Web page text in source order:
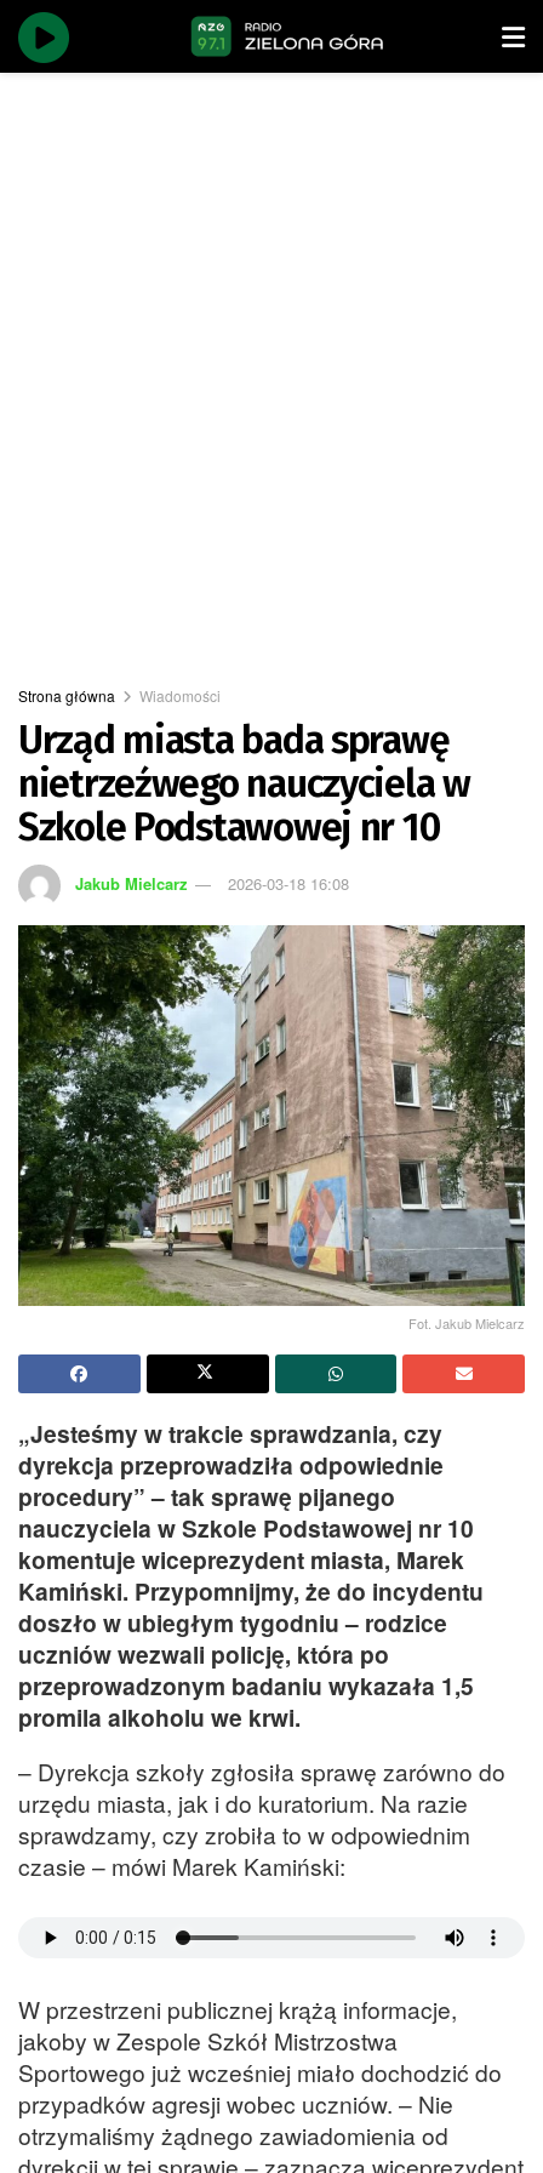
Strona główna Wiadomości
Urząd miasta bada sprawę
nietrzeźwego nauczyciela w
Szkole Podstawowej nr 10
Jakub Mielcarz 2026-03-18 16:08
Fot. Jakub Mielcarz
„Jesteśmy w trakcie sprawdzania, czy
dyrekcja przeprowadziła odpowiednie
procedury” – tak sprawę pijanego
nauczyciela w Szkole Podstawowej nr 10
komentuje wiceprezydent miasta, Marek
Kamiński. Przypomnijmy, że do incydentu
doszło w ubiegłym tygodniu – rodzice
uczniów wezwali policję, która po
przeprowadzonym badaniu wykazała 1,5
promila alkoholu we krwi.
– Dyrekcja szkoły zgłosiła sprawę zarówno do
urzędu miasta, jak i do kuratorium. Na razie
sprawdzamy, czy zrobiła to w odpowiednim
czasie – mówi Marek Kamiński:
W przestrzeni publicznej krążą informacje,
jakoby w Zespole Szkół Mistrzostwa
Sportowego już wcześniej miało dochodzić do
przypadków agresji wobec uczniów. – Nie
otrzymaliśmy żądnego zawiadomienia od